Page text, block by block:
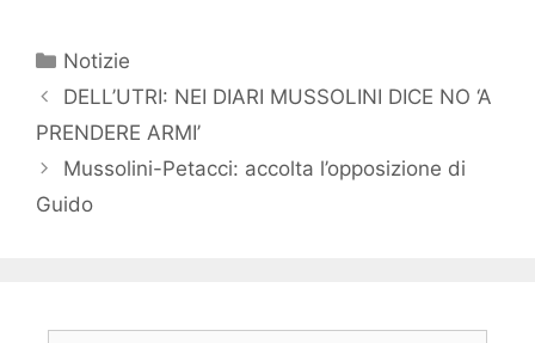
Categorie
Notizie
DELL’UTRI: NEI DIARI MUSSOLINI DICE NO ‘A
PRENDERE ARMI’
Mussolini-Petacci: accolta l’opposizione di
Guido